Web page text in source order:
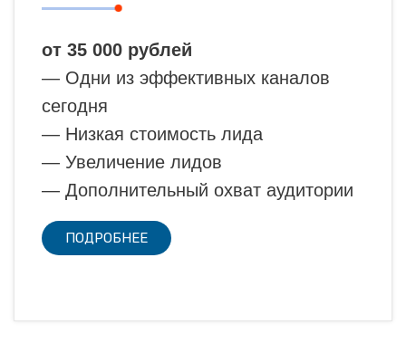
от 35 000 рублей
— Одни из эффективных каналов
сегодня
— Низкая стоимость лида
— Увеличение лидов
— Дополнительный охват аудитории
ПОДРОБНЕЕ